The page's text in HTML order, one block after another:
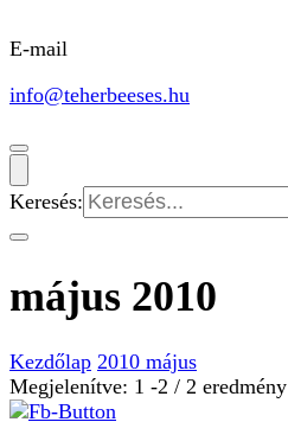
E-mail
info@teherbeeses.hu
Keresés:
május 2010
Kezdőlap 2010 május
Megjelenítve: 1 -2 / 2 eredmény